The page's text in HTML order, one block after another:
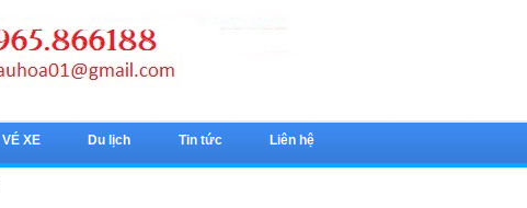
VÉ XE Du lịch Tin tức Liên hệ